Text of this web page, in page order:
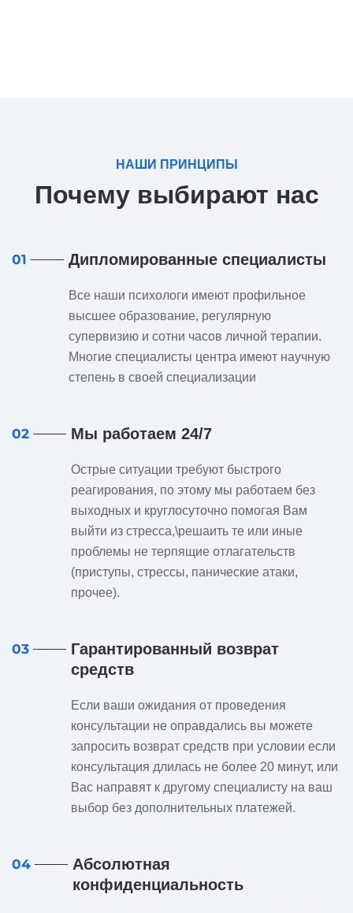
НАШИ ПРИНЦИПЫ
Почему выбирают нас
01 Дипломированные специалисты
Все наши психологи имеют профильное
высшее образование, регулярную
супервизию и сотни часов личной терапии.
Многие специалисты центра имеют научную
степень в своей специализации
02 Мы работаем 24/7
Острые ситуации требуют быстрого
реагирования, по этому мы работаем без
выходных и круглосуточно помогая Вам
выйти из стресса,\решаить те или иные
проблемы не терпящие отлагательств
(приступы, стрессы, панические атаки,
прочее).
03
Гарантированный возврат
средств
Если ваши ожидания от проведения
консультации не оправдались вы можете
запросить возврат средств при условии если
консультация длилась не более 20 минут, или
Вас направят к другому специалисту на ваш
выбор без дополнительных платежей.
04
Абсолютная
конфиденциальность